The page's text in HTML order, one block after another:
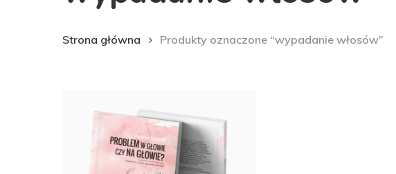
Strona główna Produkty oznaczone “wypadanie włosów”